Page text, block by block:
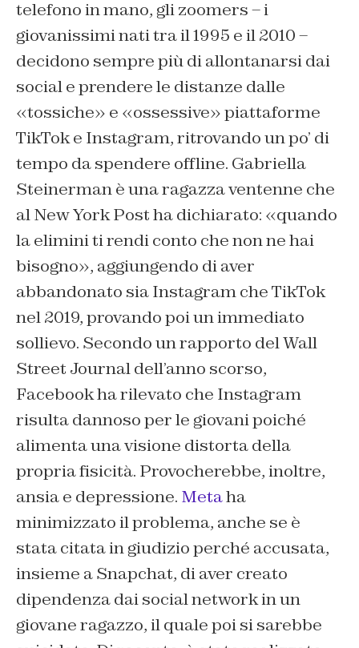
telefono in mano, gli zoomers – i
giovanissimi nati tra il 1995 e il 2010 –
decidono sempre più di allontanarsi dai
social e prendere le distanze dalle
«tossiche» e «ossessive» piattaforme
TikTok e Instagram, ritrovando un po’ di
tempo da spendere offline. Gabriella
Steinerman è una ragazza ventenne che
alNew York Postha dichiarato: «quando
la elimini ti rendi conto che non ne hai
bisogno», aggiungendo di aver
abbandonato sia Instagram che TikTok
nel 2019, provando poi un immediato
sollievo. Secondo un rapporto delWall
Street Journaldell’anno scorso,
Facebook ha rilevato che Instagram
risulta dannoso per le giovani poiché
alimenta una visione distorta della
propria fisicità. Provocherebbe, inoltre,
ansia e depressione. Metaha
minimizzato il problema, anche se è
stata citata in giudizio perché accusata,
insieme a Snapchat, di aver creato
dipendenza dai social network in un
giovane ragazzo, il quale poi si sarebbe